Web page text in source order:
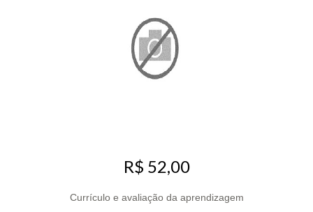
R$ 52,00
Currículo e avaliação da aprendizagem